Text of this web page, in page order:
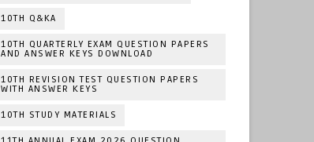
10TH Q&KA
10TH QUARTERLY EXAM QUESTION PAPERS
AND ANSWER KEYS DOWNLOAD
10TH REVISION TEST QUESTION PAPERS
WITH ANSWER KEYS
10TH STUDY MATERIALS